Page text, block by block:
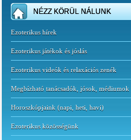
NÉZZ KÖRÜL NÁLUNK
Ezoterikus hírek
Ezoterikus játékok és jóslás
Ezoterikus videók és relaxációs zenék
Megbízható tanácsadók, jósok, médiumok
Horoszkópjaink (napi heti havi)
Ezoterikus közösségünk